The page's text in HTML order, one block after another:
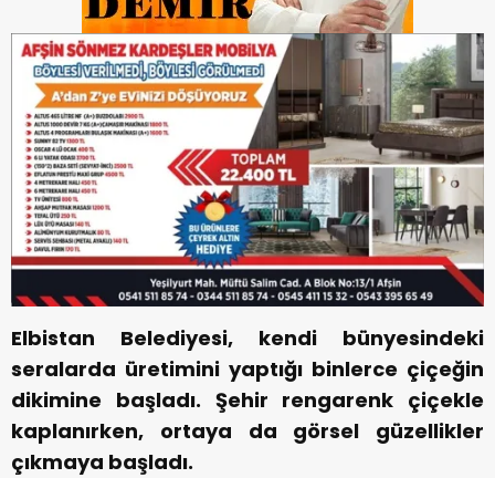
Elbistan Belediyesi, kendi bünyesindeki
seralarda üretimini yaptığı binlerce çiçeğin
dikimine başladı. Şehir rengarenk çiçekle
kaplanırken, ortaya da görsel güzellikler
çıkmaya başladı.